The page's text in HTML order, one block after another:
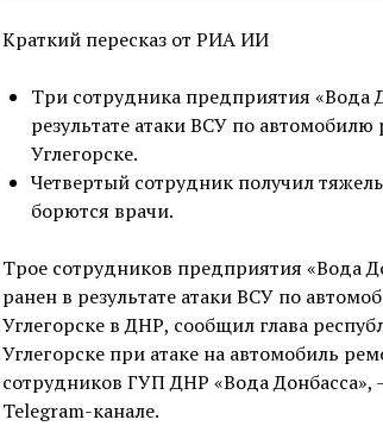
Краткий пересказ от РИА ИИ
Три сотрудника предприятия «Вода
результате атаки ВСУ по
Углегорске.
Четвертый сотрудник получил
борются врачи.
Трое сотрудников предприятия «Вода
ранен в результате атаки ВСУ по
Углегорске в ДНР, сообщил глава
Углегорске при атаке на автомобиль
сотрудников ГУП ДНР «Вода
Telegram-канале.